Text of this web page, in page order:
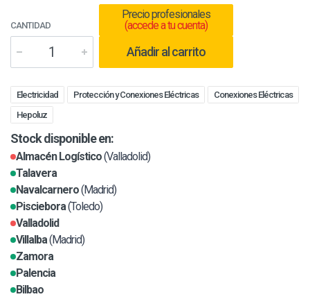
CANTIDAD
Precio profesionales
(accede a tu cuenta)
Añadir al carrito
Electricidad Protección y Conexiones Eléctricas
Conexiones Eléctricas
Hepoluz
Stock disponible en:
Almacén Logístico(Valladolid)
Talavera
Navalcarnero(Madrid)
Pisciebora(Toledo)
Valladolid
Villalba(Madrid)
Zamora
Palencia
Bilbao